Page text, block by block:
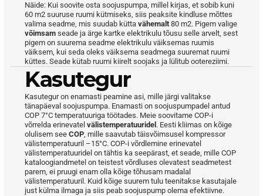
Näide: Kui soovite osta soojuspumpa, millel kirjas, et sobib kuni
60 m2 suuruse ruumi kütmiseks, siis peaksite kindluse mõttes
valima seadme, mis suudab kütta vähemalt 80 m2. Pigem valige
võimsam seade ja ärge kartke elektrikulu tõusu selle arvelt, sest
pigem on suurema seadme elektrikulu väiksemas ruumis
väiksem, kui seda oleks väiksema seadmega suuremat ruumi
küttes. Seade kütab ruumi kiirelt soojaks ja lülitub ootereziimi.
Kasutegur
Kasutegur on enamasti peamine asi, mille järgi valitakse
tänapäeval soojuspumpa. Enamasti on soojuspumpadel antud
COP 7°C temperatuuriga töötades. Meie soovitame COP-i
võrrelda erinevatel välistemperatuuridel . Eesti kliimas on kõige
olulisem see COP, mille saavutab täisvõimsusel kompressor
välistemperatuuril –15°C. COP-i võrdlemine erinevatel
välistemperatuuridel on tähtis ka seepärast, et seade, mille COP
kataloogiandmetel on teistest võrdluses olevatest seadmetest
parem, ei pruugi enam olla kõige tõhusam madalal
välistemperatuuril. Kuid kõige suurem tulu teenitakse kasutajale
just külma ilmaga ja siis peab soojuspump olema efektiivne.